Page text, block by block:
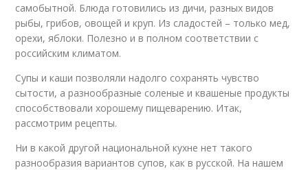
самобытной. Блюда готовились из дичи, разных видов
рыбы, грибов, овощей и круп. Из сладостей – только мед,
орехи, яблоки. Полезно и в полном соответствии с
российским климатом.
Супы и каши позволяли надолго сохранять чувство
сытости, а разнообразные соленые и квашеные продукты
способствовали хорошему пищеварению. Итак,
рассмотрим рецепты.
Ни в какой другой национальной кухне нет такого
разнообразия вариантов супов, как в русской. На нашем